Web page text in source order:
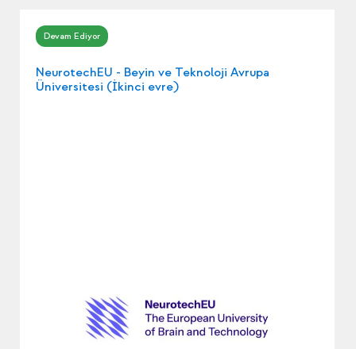
NeurotechEU - Beyin ve Teknoloji Avrupa
Üniversitesi (İkinci evre)